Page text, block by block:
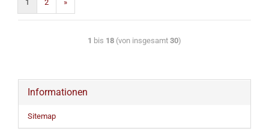
1 2 »
1 bis 18 (von insgesamt 30)
Informationen
Sitemap